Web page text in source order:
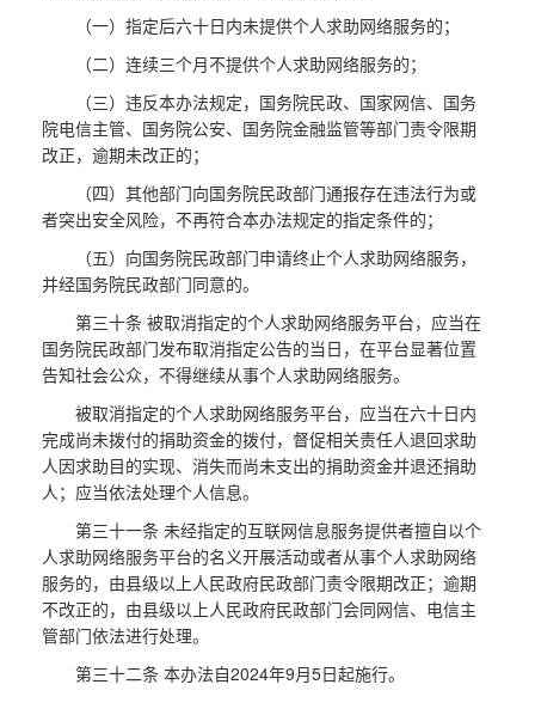
（一）指定后六十日内未提供个人求助网络服务的；
（二）连续三个月不提供个人求助网络服务的；
（三）违反本办法规定，国务院民政、国家网信、国务
院电信主管、国务院公安、国务院金融监管等部门责令限期
改正，逾期未改正的；
（四）其他部门向国务院民政部门通报存在违法行为或
者突出安全风险，不再符合本办法规定的指定条件的；
（五）向国务院民政部门申请终止个人求助网络服务，
并经国务院民政部门同意的。
第三十条 被取消指定的个人求助网络服务平台，应当在
国务院民政部门发布取消指定公告的当日，在平台显著位置
告知社会公众，不得继续从事个人求助网络服务。
被取消指定的个人求助网络服务平台，应当在六十日内
完成尚未拨付的捐助资金的拨付，督促相关责任人退回求助
人因求助目的实现、消失而尚未支出的捐助资金并退还捐助
人；应当依法处理个人信息。
第三十一条 未经指定的互联网信息服务提供者擅自以个
人求助网络服务平台的名义开展活动或者从事个人求助网络
服务的，由县级以上人民政府民政部门责令限期改正；逾期
不改正的，由县级以上人民政府民政部门会同网信、电信主
管部门依法进行处理。
第三十二条 本办法自2024年9月5日起施行。